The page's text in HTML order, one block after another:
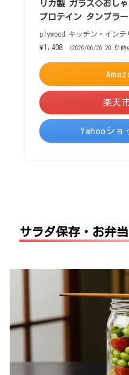
リカ製 ガラス◇おし
プロテイン タンブラー
plywood キッチン・インテ
¥1,408
（2026/06/26 20:51
楽天
Yahooショ
サラダ保存・お弁